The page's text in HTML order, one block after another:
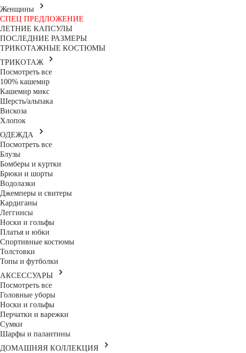
Женщины
СПЕЦ ПРЕДЛОЖЕНИЕ
ЛЕТНИЕ КАПСУЛЫ
ПОСЛЕДНИЕ РАЗМЕРЫ
ТРИКОТАЖНЫЕ КОСТЮМЫ
ТРИКОТАЖ
Посмотреть все
100% кашемир
Кашемир микс
Шерсть/альпака
Вискоза
Хлопок
ОДЕЖДА
Посмотреть все
Блузы
Бомберы и куртки
Брюки и шорты
Водолазки
Джемперы и свитеры
Кардиганы
Леггинсы
Носки и гольфы
Платья и юбки
Спортивные костюмы
Толстовки
Топы и футболки
АКСЕССУАРЫ
Посмотреть все
Головные уборы
Носки и гольфы
Перчатки и варежки
Сумки
Шарфы и палантины
ДОМАШНЯЯ КОЛЛЕКЦИЯ